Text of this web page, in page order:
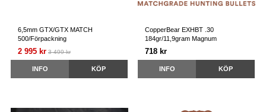
6,5mm GTX/GTX MATCH
500/Förpackning
2 995 kr 3 499 kr
INFO KÖP
CopperBear EXHBT .30
184gr/11,9gram Magnum
718 kr
INFO KÖP